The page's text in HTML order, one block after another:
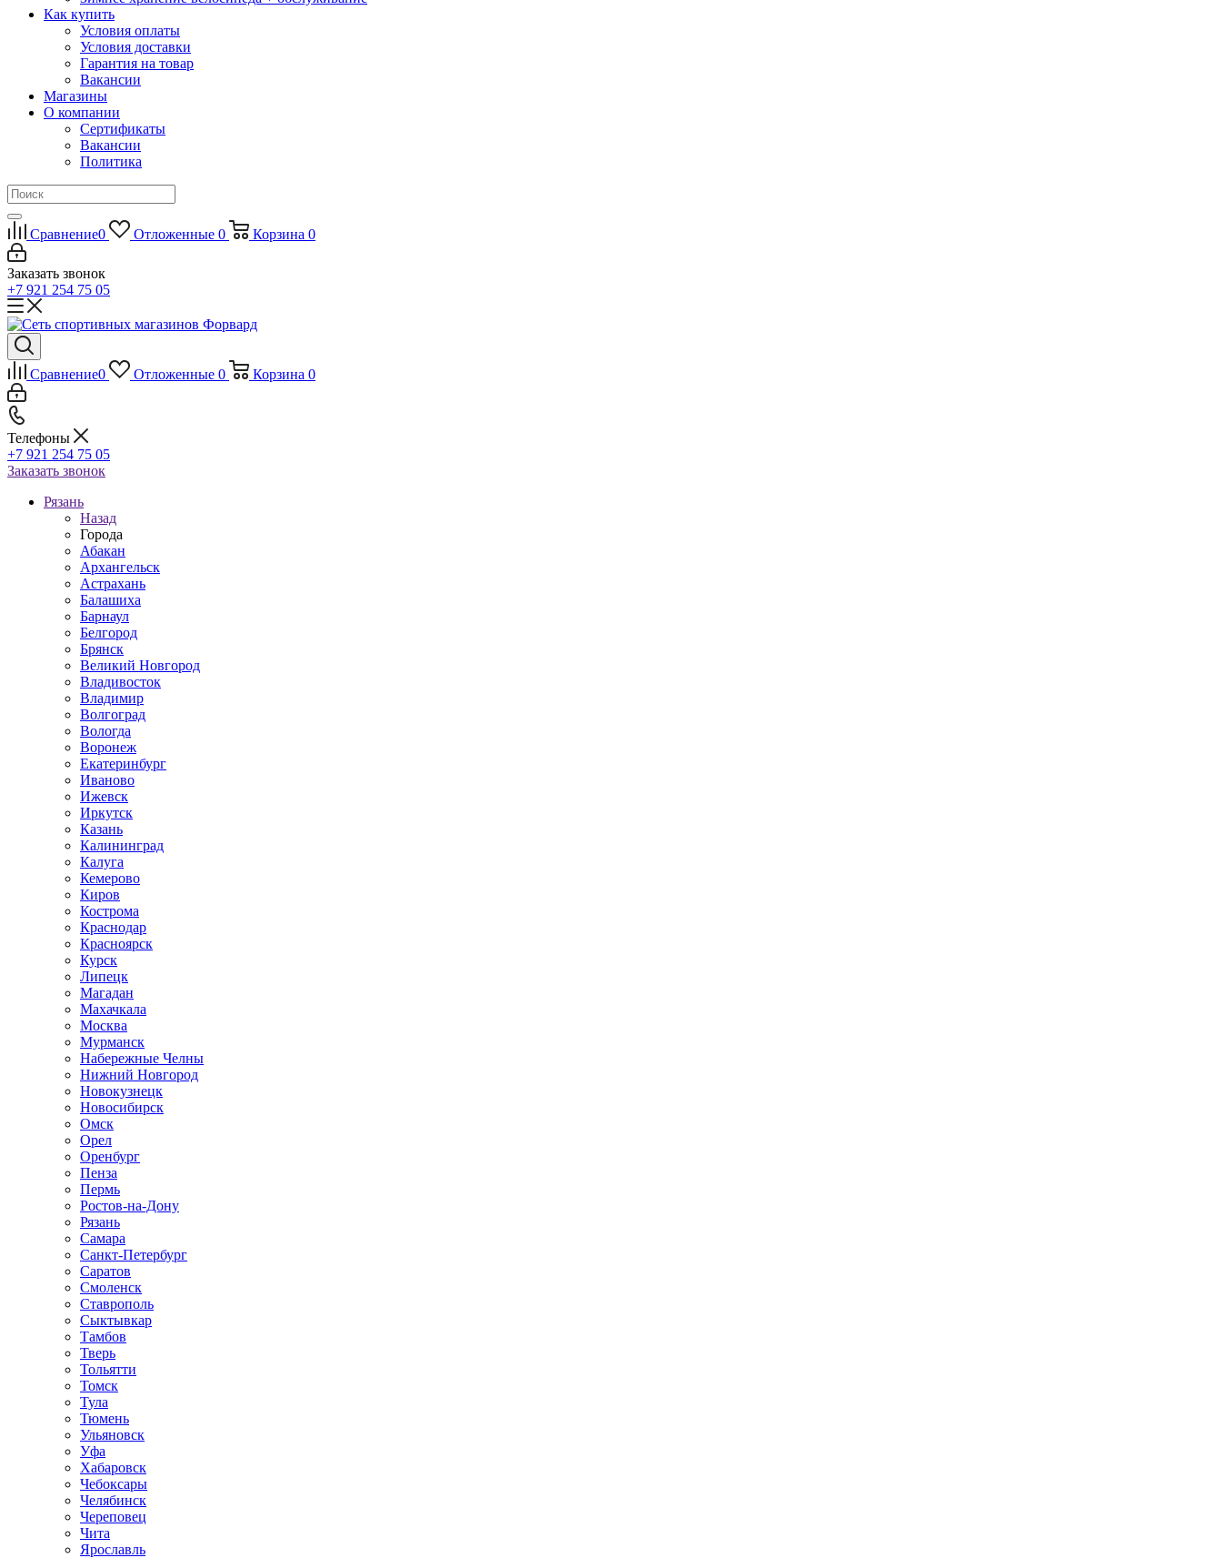
Как купить
Условия оплаты
Условия доставки
Гарантия на товар
Вакансии
Магазины
О компании
Сертификаты
Вакансии
Политика
Сравнение0 Отложенные 0 Корзина 0
Заказать звонок
+7 921 254 75 05
Сравнение0 Отложенные 0 Корзина 0
Телефоны
+7 921 254 75 05
Заказать звонок
Рязань
Назад
Города
Абакан
Архангельск
Астрахань
Балашиха
Барнаул
Белгород
Брянск
Великий Новгород
Владивосток
Владимир
Волгоград
Вологда
Воронеж
Екатеринбург
Иваново
Ижевск
Иркутск
Казань
Калининград
Калуга
Кемерово
Киров
Кострома
Краснодар
Красноярск
Курск
Липецк
Магадан
Махачкала
Москва
Мурманск
Набережные Челны
Нижний Новгород
Новокузнецк
Новосибирск
Омск
Орел
Оренбург
Пенза
Пермь
Ростов-на-Дону
Рязань
Самара
Санкт-Петербург
Саратов
Смоленск
Ставрополь
Сыктывкар
Тамбов
Тверь
Тольятти
Томск
Тула
Тюмень
Ульяновск
Уфа
Хабаровск
Чебоксары
Челябинск
Череповец
Чита
Ярославль